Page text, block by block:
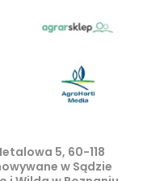
5, 60-118
w Sądzie